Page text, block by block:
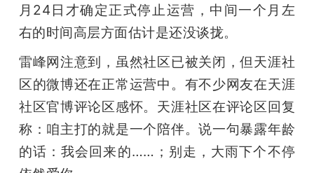
搞
机
月24日才确定正式停止运营，中间一个月左
右的时间高层方面估计是还没谈拢。
雷峰网注意到，虽然社区已被关闭，但天涯社
区的微博还在正常运营中。有不少网友在天涯
社区官博评论区感怀。天涯社区在评论区回复
称：咱主打的就是一个陪伴。说一句暴露年龄
的话：我会回来的……；别走，大雨下个不停